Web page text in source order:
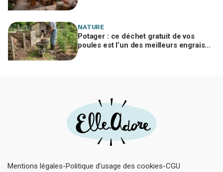
NATURE
Potager : ce déchet gratuit de vos
poules est l’un des meilleurs engrais
Mentions légales Politique d’usage des cookies CGU